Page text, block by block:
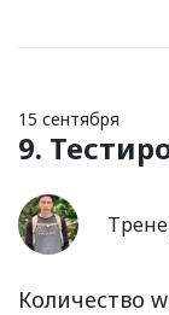
15 сентября
9.
Количество